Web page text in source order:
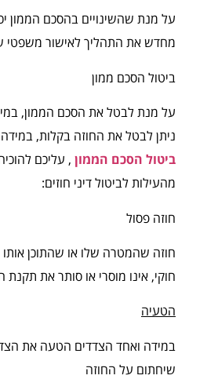
על מנת שהשינויים בהסכם הממון
מחדש את התהליך לאישור
ביטול הסכם ממון
על מנת לבטל את הסכם הממון,
ניתן לבטל את החוזה בקלות,
ביטול הסכם הממון , עליכם
מהעילות לביטול דיני חוזים:
חוזה פסול
חוזה שהמטרה שלו או שהתוכן אותו
חוקי, אינו מוסרי או סותר את תקנת
הטעיה
במידה ואחד הצדדים הטעה את
שיחתום על החוזה